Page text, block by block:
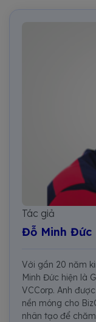
Tác giả
Đỗ Minh Đức
Với gần 20 năm
Minh Đức hiện là
VCCorp. Anh
nền móng cho
nhân tạo để